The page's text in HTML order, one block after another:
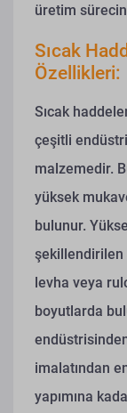
üretim
Sıcak
Özellikleri:
Sıcak
çeşitli
malzemedir.
yüksek
bulunur.
şekillendirilen
levha veya
boyutlarda
imalatından
yapımına